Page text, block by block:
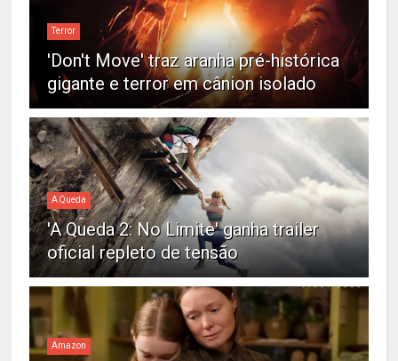
Terror
'Don't Move' traz aranha pré-histórica
gigante e terror em cânion isolado
A Queda
'A Queda 2: No Limite' ganha trailer
oficial repleto de tensão
Amazon